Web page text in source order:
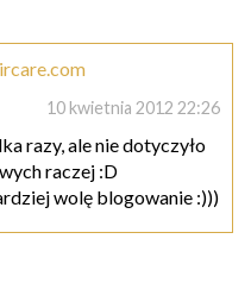
10 kwietnia 2012 22:26
razy, ale nie dotyczyło
raczej :D
wolę blogowanie :)))